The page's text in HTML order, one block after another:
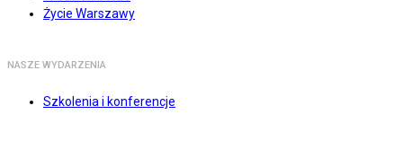
Życie Warszawy
NASZE WYDARZENIA
Szkolenia i konferencje